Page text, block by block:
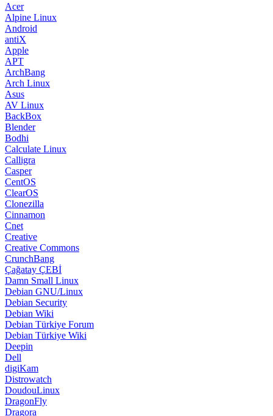
Acer
Alpine Linux
Android
antiX
Apple
APT
ArchBang
Arch Linux
Asus
AV Linux
BackBox
Blender
Bodhi
Calculate Linux
Calligra
Casper
CentOS
ClearOS
Clonezilla
Cinnamon
Cnet
Creative
Creative Commons
CrunchBang
Çağatay ÇEBİ
Damn Small Linux
Debian GNU/Linux
Debian Security
Debian Wiki
Debian Türkiye Forum
Debian Türkiye Wiki
Deepin
Dell
digiKam
Distrowatch
DoudouLinux
DragonFly
Dragora